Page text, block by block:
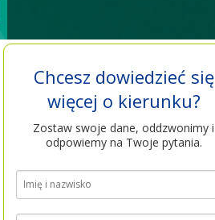
Chcesz dowiedzieć się
więcej o kierunku?
Zostaw swoje dane, oddzwonimy i
odpowiemy na Twoje pytania.